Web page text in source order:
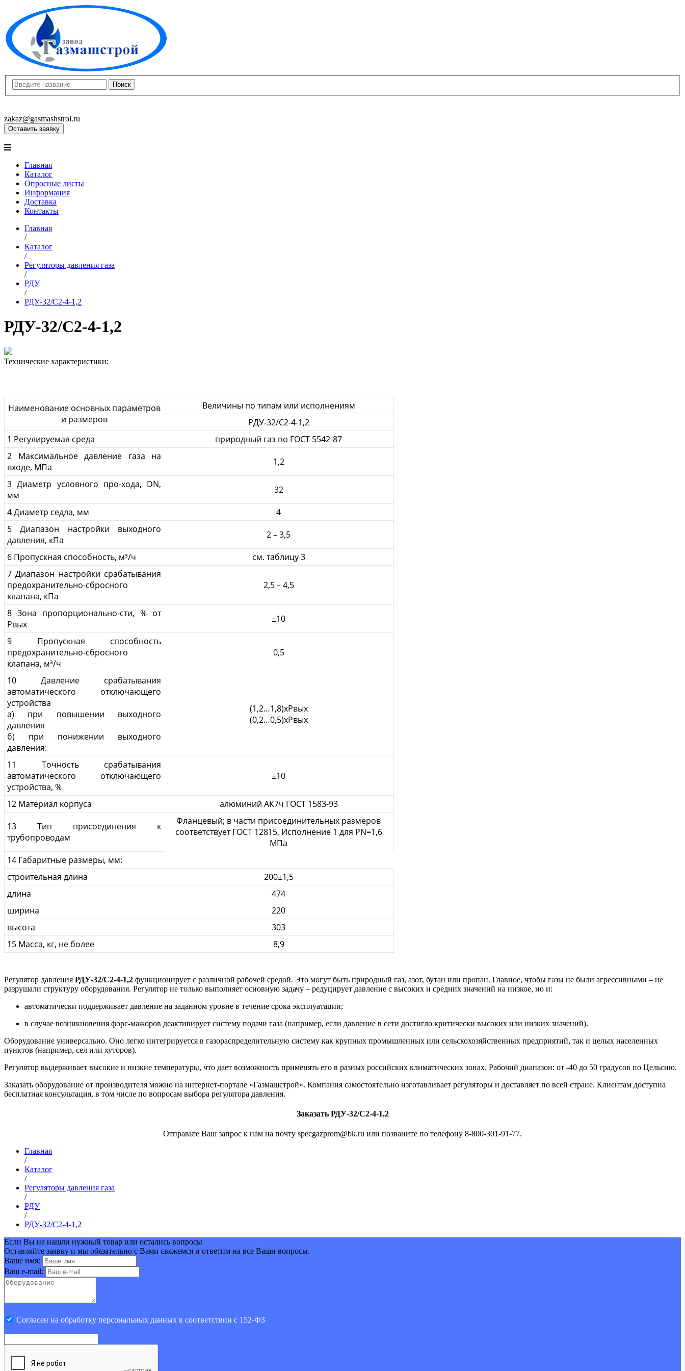
zakaz@gasmashstroi.ru
Оставить заявку
Главная
Каталог
Опросные листы
Информация
Доставка
Контакты
Главная
/
Каталог
/
Регуляторы давления газа
/
РДУ
/
РДУ-32/С2-4-1,2
РДУ-32/С2-4-1,2
Технические характеристики:
Наименование основных параметров
и размеров
Величины по типам или исполнениям
РДУ-32/С2-4-1,2
1 Регулируемая среда
природный газ по ГОСТ 5542-87
2 Максимальное давление газа на
входе, МПа
1,2
3 Диаметр условного про-хода, DN,
мм
32
4 Диаметр седла, мм
4
5 Диапазон настройки выходного
давления, кПа
2 – 3,5
6 Пропускная способность, м³/ч
см. таблицу 3
7 Диапазон настройки срабатывания
предохранительно-сбросного
клапана, кПа
2,5 – 4,5
8 Зона пропорционально-сти, % от
Рвых
±10
9 Пропускная способность
предохранительно-сбросного
клапана, м³/ч
0,5
10 Давление срабатывания
автоматического отключающего
устройства
а) при повышении выходного
давления
б) при понижении выходного
давления:
(1,2…1,8)хРвых
(0,2…0,5)хРвых
11 Точность срабатывания
автоматического отключающего
устройства, %
±10
12 Материал корпуса
алюминий АК7ч ГОСТ 1583-93
13 Тип присоединения к
трубопроводам
Фланцевый; в части присоединительных размеров
соответствует ГОСТ 12815, Исполнение 1 для PN=1,6
МПа
14 Габаритные размеры, мм:
строительная длина
200±1,5
длина
474
ширина
220
высота
303
15 Масса, кг, не более
8,9
Регулятор давления РДУ-32/С2-4-1,2 функционирует с различной рабочей средой. Это могут быть природный газ, азот, бутан или пропан. Главное, чтобы газы не были агрессивными – не
разрушали структуру оборудования. Регулятор не только выполняет основную задачу – редуцирует давление с высоких и средних значений на низкое, но и:
автоматически поддерживает давление на заданном уровне в течение срока эксплуатации;
в случае возникновения форс-мажоров деактивирует систему подачи газа (например, если давление в сети достигло критически высоких или низких значений).
Оборудование универсально. Оно легко интегрируется в газораспределительную систему как крупных промышленных или сельскохозяйственных предприятий, так и целых населенных
пунктов (например, сел или хуторов).
Регулятор выдерживает высокие и низкие температуры, что дает возможность применять его в разных российских климатических зонах. Рабочий диапазон: от -40 до 50 градусов по Цельсию.
Заказать оборудование от производителя можно на интернет-портале «Газмашстрой». Компания самостоятельно изготавливает регуляторы и доставляет по всей стране. Клиентам доступна
бесплатная консультация, в том числе по вопросам выбора регулятора давления.
Заказать РДУ-32/С2-4-1,2
Отправьте Ваш запрос к нам на почту specgazprom@bk.ru или позваните по телефону 8-800-301-91-77.
Главная
/
Каталог
/
Регуляторы давления газа
/
РДУ
/
РДУ-32/С2-4-1,2
Если Вы не нашли нужный товар или остались вопросы
Оставляйте заявку и мы обязательно с Вами свяжемся и ответим на все Ваши вопросы.
Ваше имя:
Ваш e-mail:
Cогласен на обработку персональных данных в соответствии с 152-ФЗ